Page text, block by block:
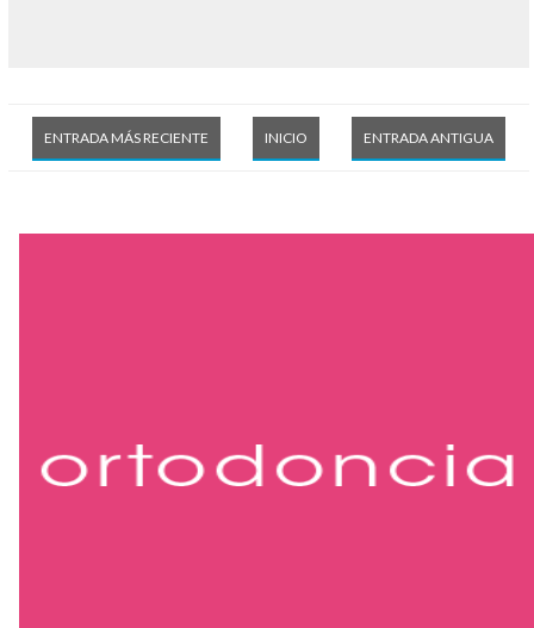
ENTRADA MÁS RECIENTE ENTRADA ANTIGUA
INICIO